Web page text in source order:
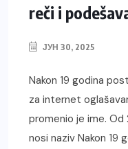
reči i
ЈУН 30, 2025
Nakon 19 godina
za internet
promenio je ime. Od
nosi naziv Nakon 19